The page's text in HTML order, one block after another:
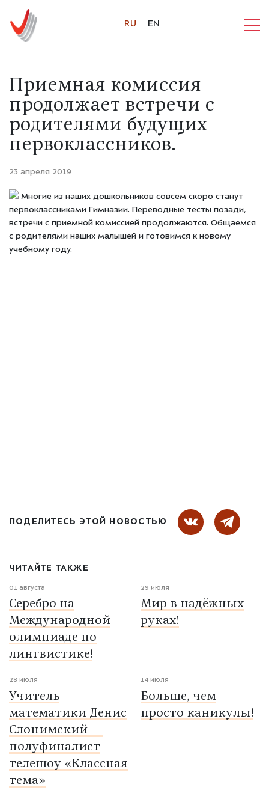
RU EN
Приемная комиссия
продолжает встречи с
родителями будущих
первоклассников.
23 апреля 2019
Многие из наших дошкольников совсем скоро станут
первоклассниками Гимназии. Переводные тесты позади,
встречи с приемной комиссией продолжаются. Общаемся
с родителями наших малышей и готовимся к новому
учебному году.
ПОДЕЛИТЕСЬ ЭТОЙ НОВОСТЬЮ
ЧИТАЙТЕ ТАКЖЕ
01 августа
Серебро на
Международной
олимпиаде по
лингвистике!
29 июля
Мир в надёжных
руках!
28 июля
Учитель
математики Денис
Слонимский —
полуфиналист
телешоу «Классная
тема»
14 июля
Больше, чем
просто каникулы!